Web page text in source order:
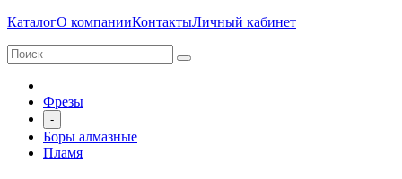
КаталогО компанииКонтактыЛичный кабинет
Фрезы
-
Боры алмазные
Пламя